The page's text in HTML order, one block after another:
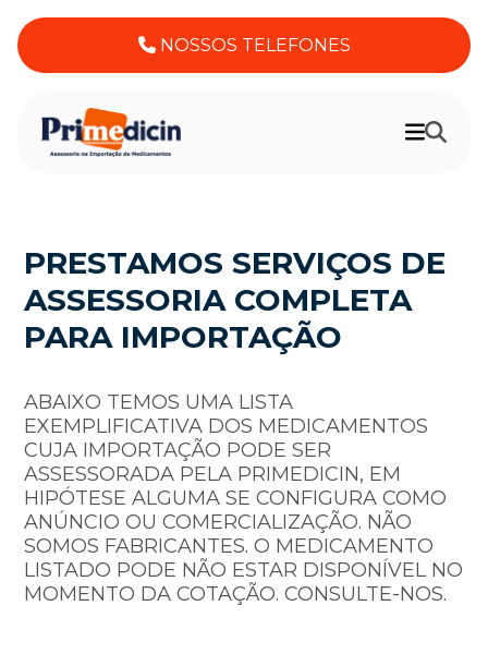
NOSSOS TELEFONES
PRESTAMOS SERVIÇOS DE
ASSESSORIA COMPLETA
PARA IMPORTAÇÃO
ABAIXO TEMOS UMA LISTA
EXEMPLIFICATIVA DOS MEDICAMENTOS
CUJA IMPORTAÇÃO PODE SER
ASSESSORADA PELA PRIMEDICIN, EM
HIPÓTESE ALGUMA SE CONFIGURA COMO
ANÚNCIO OU COMERCIALIZAÇÃO. NÃO
SOMOS FABRICANTES. O MEDICAMENTO
LISTADO PODE NÃO ESTAR DISPONÍVEL NO
MOMENTO DA COTAÇÃO. CONSULTE-NOS.